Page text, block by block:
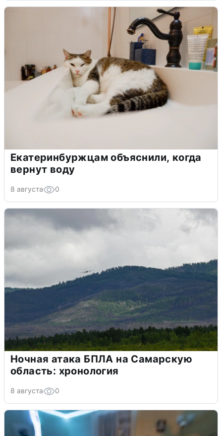
Екатеринбуржцам объяснили, когда
вернут воду
8 августа 0
Ночная атака БПЛА на Самарскую
область: хронология
8 августа 0